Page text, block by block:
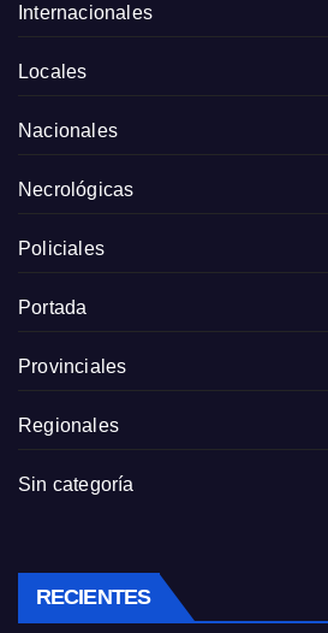
Internacionales
Locales
Nacionales
Necrológicas
Policiales
Portada
Provinciales
Regionales
Sin categoría
RECIENTES